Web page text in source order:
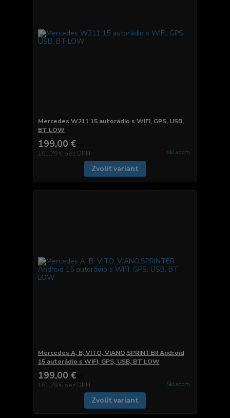
Mercedes W211 15 autorádio s WIFI, GPS, USB,
BT LOW
199,00 €
161,79 € bez DPH skladom
Zvoliť variant
Mercedes A, B, VITO, VIANO,SPRINTER Android
15 autorádio s WIFI, GPS, USB, BT LOW
199,00 €
161,79 € bez DPH Skladom
Zvoliť variant